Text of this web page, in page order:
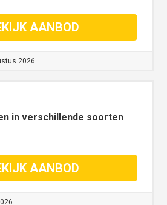
AANBOD
2026
in verschillende soorten
AANBOD